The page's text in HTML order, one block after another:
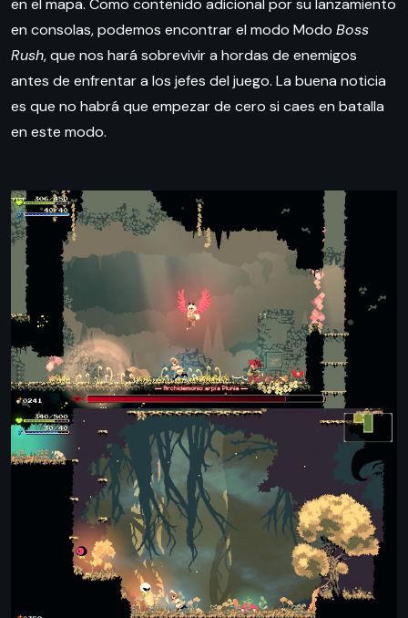
en el mapa. Como contenido adicional por su lanzamiento
en consolas, podemos encontrar el modo Modo Boss
Rush, que nos hará sobrevivir a hordas de enemigos
antes de enfrentar a los jefes del juego. La buena noticia
es que no habrá que empezar de cero si caes en batalla
en este modo.